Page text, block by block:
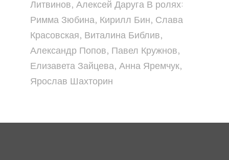
Литвинов, Алексей Даруга В ролях:
Римма Зюбина, Кирилл Бин, Слава
Красовская, Виталина Библив,
Александр Попов, Павел Кружнов,
Елизавета Зайцева, Анна Яремчук,
Ярослав Шахторин